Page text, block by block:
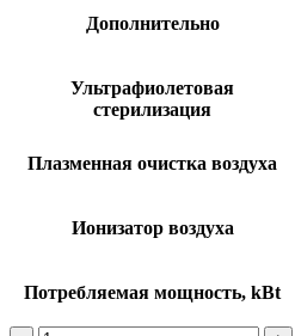
Дополнительно
Ультрафиолетовая
стерилизация
Плазменная очистка воздуха
Ионизатор воздуха
Потребляемая мощность, kBt